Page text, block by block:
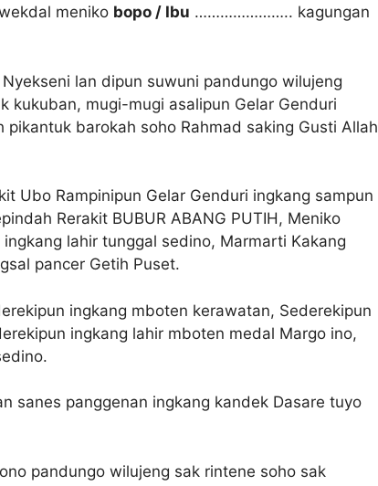
meniko bopo / Ibu ………………….. kagungan
lan dipun suwuni pandungo wilujeng
mugi-mugi asalipun Gelar Genduri
barokah soho Rahmad saking Gusti Allah
Ubo Rampinipun Gelar Genduri ingkang sampun
Rerakit BUBUR ABANG PUTIH, Meniko
lahir tunggal sedino, Marmarti Kakang
pancer Getih Puset.
ingkang mboten kerawatan, Sederekipun
ingkang lahir mboten medal Margo ino,
sanes panggenan ingkang kandek Dasare tuyo
pandungo wilujeng sak rintene soho sak